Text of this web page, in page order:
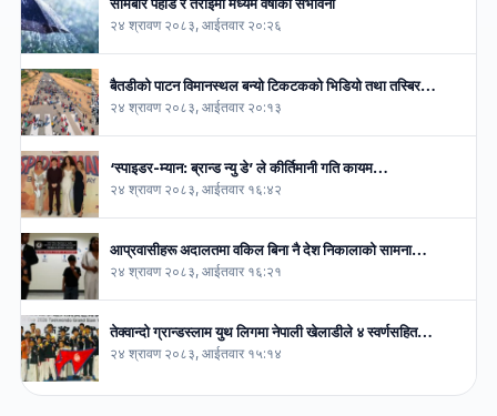
सोमबार पहाड र तराईमा मध्यम वर्षाको संभावना
२४ श्रावण २०८३, आईतवार २०:२६
बैतडीको पाटन विमानस्थल बन्यो टिकटकको भिडियो तथा तस्बिर…
२४ श्रावण २०८३, आईतवार २०:१३
‘स्पाइडर-म्यान: ब्रान्ड न्यु डे’ ले कीर्तिमानी गति कायम…
२४ श्रावण २०८३, आईतवार १६:४२
आप्रवासीहरू अदालतमा वकिल बिना नै देश निकालाको सामना…
२४ श्रावण २०८३, आईतवार १६:२१
तेक्वान्दो ग्रान्डस्लाम युथ लिगमा नेपाली खेलाडीले ४ स्वर्णसहित…
२४ श्रावण २०८३, आईतवार १५:१४